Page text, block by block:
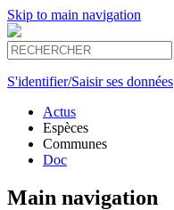
Skip to main navigation
S'identifier/Saisir ses données
Actus
Espèces
Communes
Doc
Main navigation